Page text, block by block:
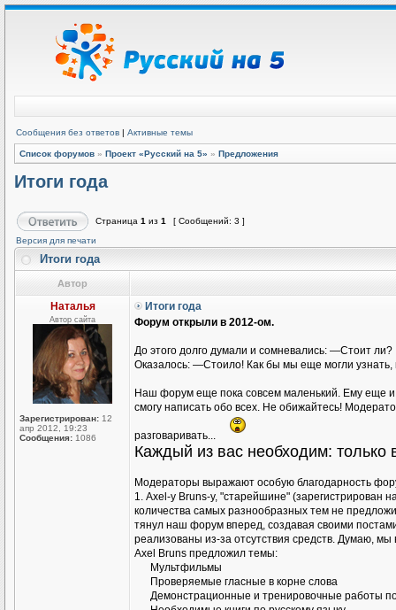
Сообщения без ответов | Активные темы
Список форумов » Проект «Русский на 5» » Предложения
Итоги года
Страница 1 из 1
[ Сообщений: 3 ]
Версия для печати
Итоги года
Автор
Наталья
Автор сайта
Зарегистрирован: 12
апр 2012, 19:23
Сообщения: 1086
Итоги года
Форум открыли в 2012-ом.
До этого долго думали и сомневались: —Стоит ли?
Оказалось: —Стоило! Как бы мы еще могли узнать,
Наш форум еще пока совсем маленький. Ему еще и
смогу написать обо всех. Не обижайтесь!
разговаривать...
Каждый из вас необходим:
Модераторы выражают особую благодарность
1. Axel-у Bruns-у, "старейшине"
количества самых разнообразных тем не
тянул наш форум вперед, создавая своими
реализованы из-за отсутствия средств. Думаю,
Аxel Bruns предложил темы:
Мультфильмы
Проверяемые гласные в корне слова
Демонстрационные и тренировочные работы